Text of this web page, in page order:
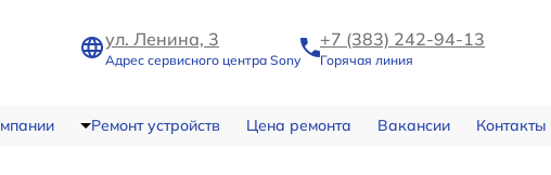
ул. Ленина, 3
Адрес сервисного центра Sony
+7 (383) 242-94-13
Горячая линия
Ремонт устройств Цена ремонта Вакансии Контакты